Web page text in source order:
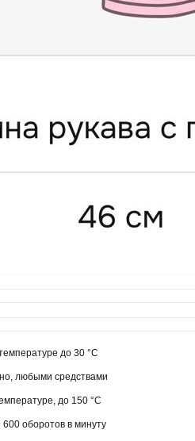
до 30 °C
любыми средствами
до 150 °C
оборотов в минуту